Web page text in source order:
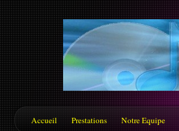
Accueil Prestations Notre Equipe